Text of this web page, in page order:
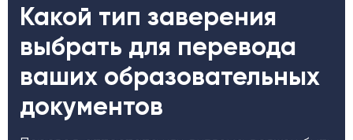
Какой тип заверения
выбрать для перевода
ваших образовательных
документов